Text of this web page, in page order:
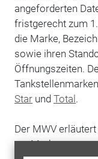
angeforderten
fristgerecht zum
die Marke,
sowie ihren
Öffnungszeiten.
Tankstellenmarken
Starund Total.
Der MWV
zur